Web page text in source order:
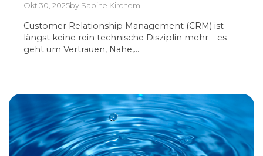
Okt 30, 2025by Sabine Kirchem
Customer Relationship Management (CRM) ist
längst keine rein technische Disziplin mehr – es
geht um Vertrauen, Nähe,...